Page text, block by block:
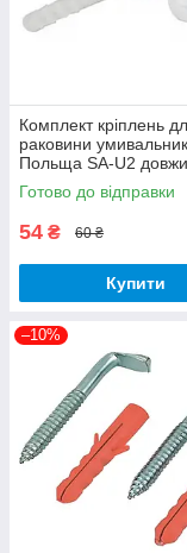
Комплект кріплень
раковини
Польща SA-U2
болта 100 мм
пара
Готово до відправки
54 ₴ 60 ₴
Купити
–10%